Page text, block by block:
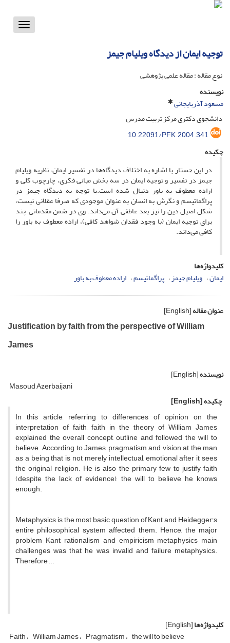
Toggle
توجیه ایمان از دیدگاه ویلیام جیمز
نوع مقاله : مقاله علمی پژوهشی
نویسنده
مسعود آذربایجانی
دانشجوی دکتری مرکز تربیت مدرس
10.22091/PFK.2004.341
چکیده
در این جستار با اشاره به اختلاف دیدگاه‌ها در تفسیر ایمان، نظریه ویلیام
جیمز در تفسیر و توجیه ایمان در سه بخش مبانی فکری، چارچوب کلی و
اراده معطوف به باور دنبال شده است.با توجه به دیدگاه جیمز در
پراگماتیسم و نگرش به انسان به عنوان موجودی که صرفا عقلانی نیست،
شکل اصیل دین را نیز بعد عاطفی آن می‌داند. وی در ضمن مقدماتی چند
برای توجیه ایمان (با وجود فقدان شواهد کافی)، اراده معطوف به باور را
کافی می‌داند.
کلیدواژه‌ها
ایمان ویلیام جیمز پراگماتیسم اراده معطوف به باور
عنوان مقاله[English]
Justification by faith from the perspective of William
James
نویسنده[English]
Masoud Azerbaijani
چکیده[English]
In this article, referring to differences of opinion on the
interpretation of faith, faith in the theory of William James
explained the overall concept, outline and followed the will to
believe.AccordingtoJames,pragmatismandvisionat the man
asa being thatis notmerelyintellectual,emotionalafteritsees
theoriginal religion. He is also the primaryfew to justifyfaith
(despite the lack of evidence), the will to believe he knows
enough.
Metaphysics is the most basic question of Kant and Heidegger's
entire philosophical system affected them. Hence, the major
problem Kant, rationalism and empiricism metaphysics main
challenges was that he was invalid and failure metaphysics.
Therefore,...
کلیدواژه‌ها[English]
Faith William James Pragmatism the will to believe